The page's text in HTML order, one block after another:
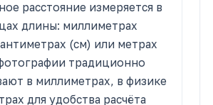
расстояние измеряется в
длины: миллиметрах
(см) или метрах
традиционно
в миллиметрах, в физике
для удобства расчёта